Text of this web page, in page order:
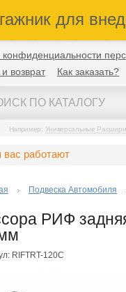
для
конфиденциальности
возврат
Как заказать?
Например: Универсальные
вас работают
Подвеска Автомобиля
РИФ
RIFTRT-120C